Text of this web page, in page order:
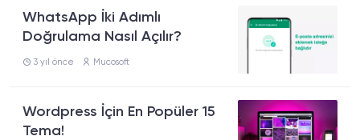
WhatsApp İki Adımlı
Doğrulama Nasıl Açılır?
3 yıl önce Mucosoft
Wordpress İçin En Popüler 15
Tema!